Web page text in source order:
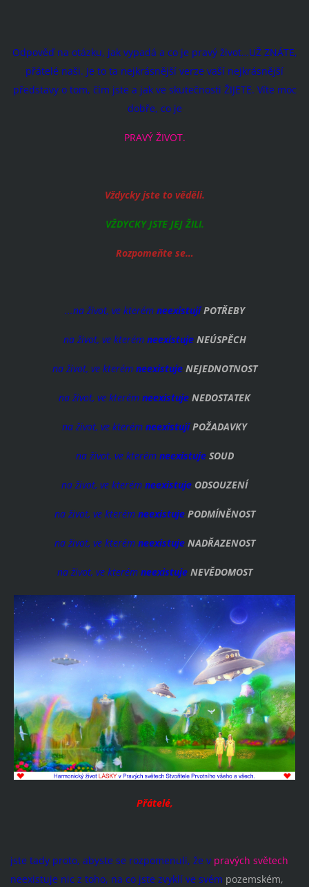
Odpověď na otázku, jak vypadá a co je pravý život…UŽ ZNÁTE,
přátelé naši. Je to ta nejkrásnější verze vaší nejkrásnější
představy o tom, čím jste a jak ve skutečnosti ŽIJETE. Víte moc
dobře, co je
PRAVÝ ŽIVOT.
Vždycky jste to věděli.
VŽDYCKY JSTE JEJ ŽILI.
Rozpomeňte se…
...na život, ve kterémneexistujíPOTŘEBY
na život, ve kterém neexistuje NEÚSPĚCH
na život, ve kterém neexistuje NEJEDNOTNOST
na život, ve kterém neexistuje NEDOSTATEK
na život, ve kterém neexistujíPOŽADAVKY
na život, ve kterém neexistuje SOUD
na život, ve kterém neexistuje ODSOUZENÍ
na život, ve kterém neexistuje PODMÍNĚNOST
na život, ve kterém neexistuje NADŘAZENOST
na život, ve kterém neexistuje NEVĚDOMOST
Přátelé,
jste tady proto, abyste se rozpomenuli, že v pravých světech
neexistuje nic z toho, na co jste zvyklí ve svém pozemském,